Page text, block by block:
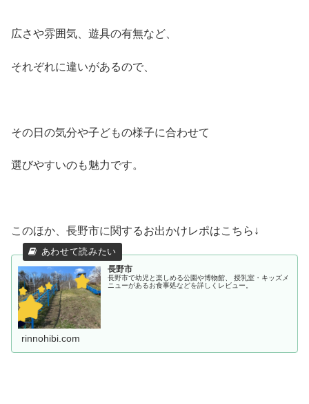
広さや雰囲気、遊具の有無など、
それぞれに違いがあるので、
その日の気分や子どもの様子に合わせて
選びやすいのも魅力です。
このほか、長野市に関するお出かけレポはこちら↓
長野市
長野市で幼児と楽しめる公園や博物館、 授乳室・キッズメ
ニューがあるお食事処などを詳しくレビュー。
rinnohibi.com